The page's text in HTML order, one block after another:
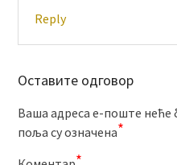
Reply
Оставите одговор
Ваша адреса е-поште неће
поља су означена*
*